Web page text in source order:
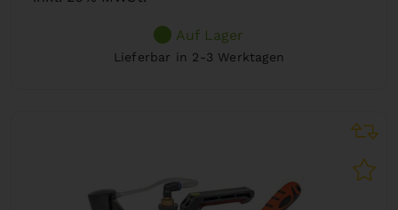
Auf Lager
Lieferbar in 2-3 Werktagen